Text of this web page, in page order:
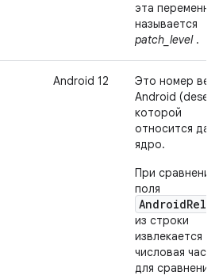
эта
называется
patch_level.
Android 12
Это номер
Android
которой
относится
ядро.
При сравнении
поля
из строки
извлекается
числовая часть
для сравнения.